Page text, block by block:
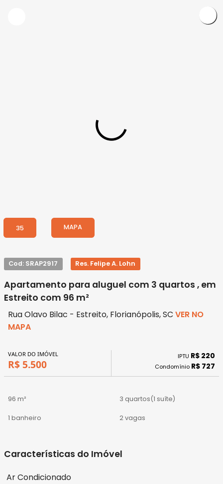
35 MAPA
Cod: SRAP2917 Res. Felipe A. Lohn
Apartamento para aluguel com 3 quartos , em
Estreito com 96 m²
Rua Olavo Bilac - Estreito, Florianópolis, SC VER NO
MAPA
VALOR DO IMÓVEL
R$ 5.500
IPTU R$ 220
Condomínio R$ 727
96 m² 3 quartos(1 suíte)
1 banheiro 2 vagas
Características do Imóvel
Ar Condicionado